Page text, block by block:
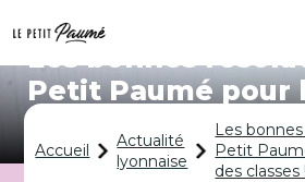
Les bonnes
Petit Paumé pour
Accueil
Actualité
lyonnaise
Les
Petit
des classes !